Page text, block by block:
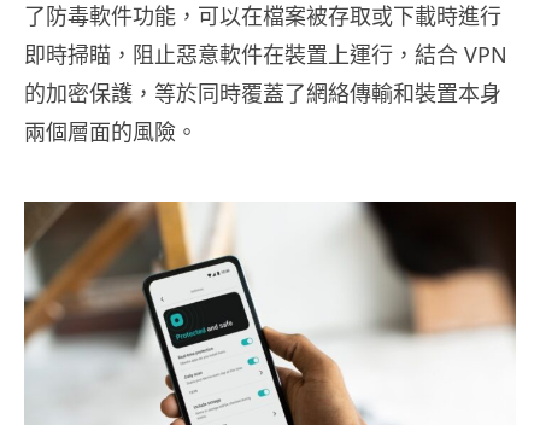
了防毒軟件功能，可以在檔案被存取或下載時進行
即時掃瞄，阻止惡意軟件在裝置上運行，結合 VPN
的加密保護，等於同時覆蓋了網絡傳輸和裝置本身
兩個層面的風險。